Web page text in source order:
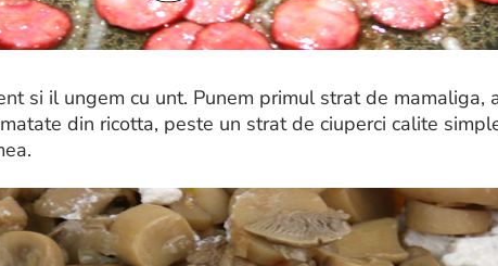
si il ungem cu unt. Punem primul strat de mamaliga,
din ricotta, peste un strat de ciuperci calite